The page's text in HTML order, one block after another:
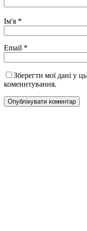
Ім'я *
Email *
Зберегти мої дані у
коменнтування.